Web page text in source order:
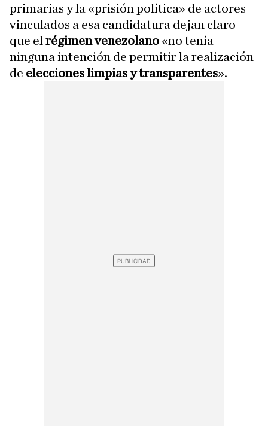
primarias y la «prisión política» de actores
vinculados a esa candidatura dejan claro
que el régimen venezolano «no tenía
ninguna intención de permitir la realización
de elecciones limpias y transparentes».